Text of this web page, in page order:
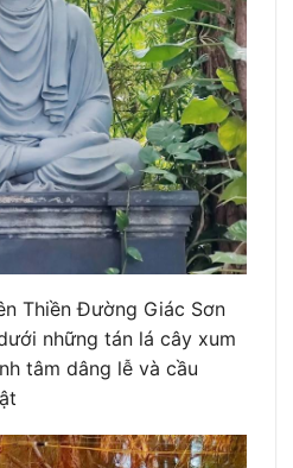
Thiền Đường Giác Sơn
những tán lá cây xum
tâm dâng lễ và cầu